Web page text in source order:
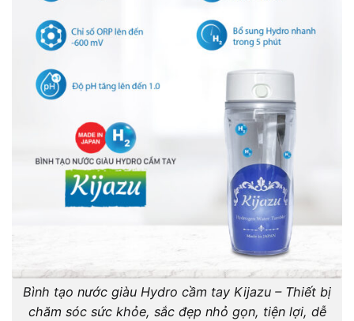
Bình tạo nước giàu Hydro cầm tay Kijazu – Thiết bị
chăm sóc sức khỏe, sắc đẹp nhỏ gọn, tiện lợi, dễ